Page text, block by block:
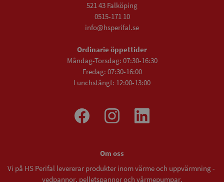
521 43 Falköping
0515-171 10
info@hsperifal.se
Ordinarie öppettider
Måndag-Torsdag: 07:30-16:30
Fredag: 07:30-16:00
Lunchstängt: 12:00-13:00
Om oss
Vi på HS Perifal levererar produkter inom värme och uppvärmning -
vedpannor, pelletspannoroch värmepumpar.